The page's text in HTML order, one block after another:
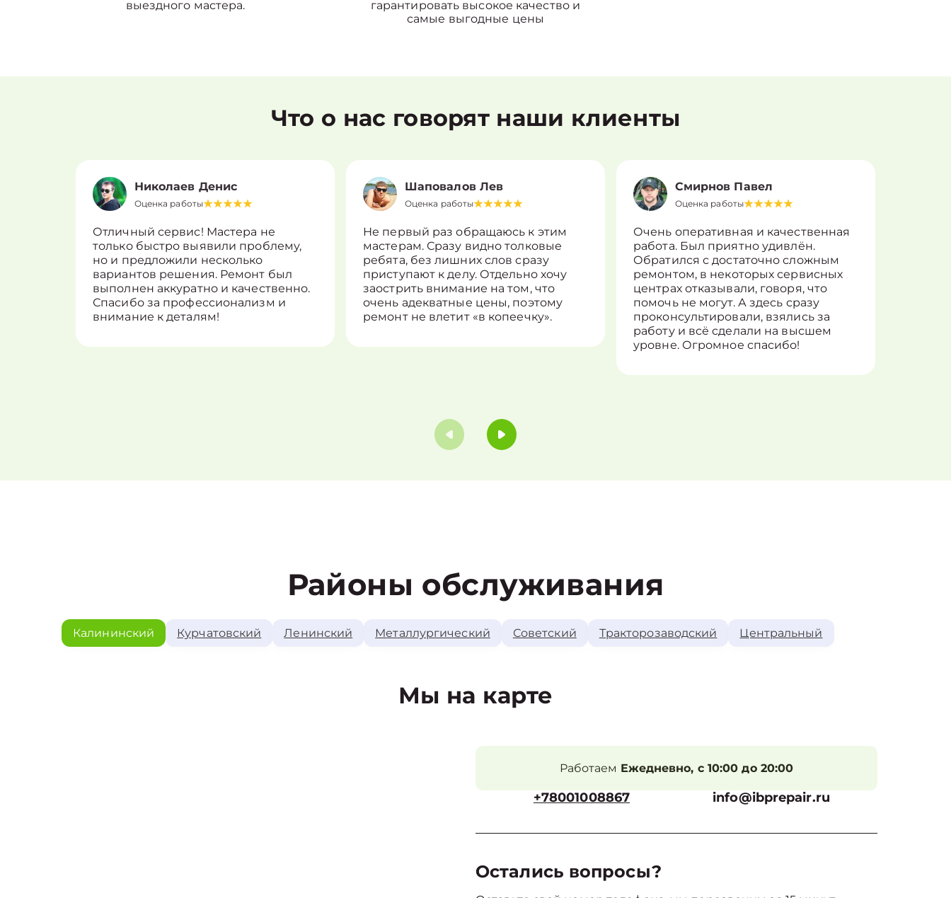
выездного мастера.
гарантировать высокое качество и
самые выгодные цены
Что о нас говорят наши клиенты
Николаев Денис
Оценка работы
Отличный сервис! Мастера не
только быстро выявили проблему,
но и предложили несколько
вариантов решения. Ремонт был
выполнен аккуратно и качественно.
Спасибо за профессионализм и
внимание к деталям!
Шаповалов Лев
Оценка работы
Не первый раз обращаюсь к этим
мастерам. Сразу видно толковые
ребята, без лишних слов сразу
приступают к делу. Отдельно хочу
заострить внимание на том, что
очень адекватные цены, поэтому
ремонт не влетит «в копеечку».
Смирнов Павел
Оценка работы
Очень оперативная и качественная
работа. Был приятно удивлён.
Обратился с достаточно сложным
ремонтом, в некоторых сервисных
центрах отказывали, говоря, что
помочь не могут. А здесь сразу
проконсультировали, взялись за
работу и всё сделали на высшем
уровне. Огромное спасибо!
Районы обслуживания
Калининский Курчатовский Ленинский Металлургический Советский Тракторозаводский Центральный
Мы на карте
Работаем Ежедневно, с 10:00 до 20:00
+78001008867 info@ibprepair.ru
Остались вопросы?